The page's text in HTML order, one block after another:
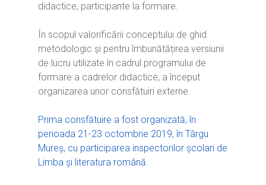
didactice, participante la formare.
În scopul valorificării conceptului de ghid
metodologic și pentru îmbunătățirea versiunii
de lucru utilizate în cadrul programului de
formare a cadrelor didactice, a început
organizarea unor consfătuiri externe.
Prima consfătuire a fost organizată, în
perioada 21-23 octombrie 2019, în Târgu
Mureș, cu participarea inspectorilor școlari de
Limba și literatura română.
Home
Ești cadru didactic?
Ești elev?
Principii orizontale
Eu sunt CRED
Obiectivele CRED
Activitățile CRED
Știri
Arhivă media
Resurse
Ghiduri